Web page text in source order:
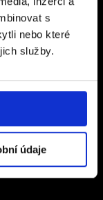
s
nebo které
služby.
údaje